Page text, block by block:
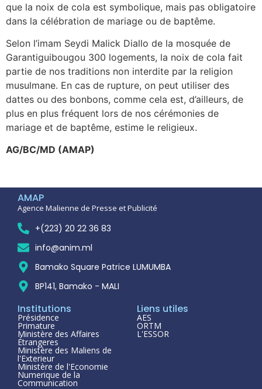
que la noix de cola est symbolique, mais pas obligatoire
dans la célébration de mariage ou de baptême.
Selon l’imam Seydi Malick Diallo de la mosquée de
Garantiguibougou 300 logements, la noix de cola fait
partie de nos traditions non interdite par la religion
musulmane. En cas de rupture, on peut utiliser des
dattes ou des bonbons, comme cela est, d’ailleurs, de
plus en plus fréquent lors de nos cérémonies de
mariage et de baptême, estime le religieux.
AG/BC/MD (AMAP)
AMAP
Agence Malienne de Presse et Publicité
+(223) 20 22 36 83
info@anim.ml
Bamako Square Patrice LUMUMBA
BP141, Bamako - MALI
Institutions
Présidence
Primature
Ministère des Affaires
Étrangeres
Ministère des Maliens de
l'Exterieur
Ministère de l'Economie
Numerique de la
Communication
Liens utiles
AES
ORTM
L'ESSOR